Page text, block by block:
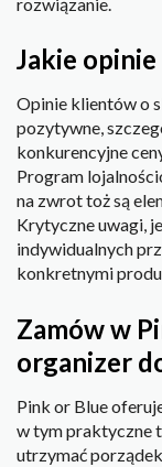
Jakie
Opinie klientów o
pozytywne,
konkurencyjne
Program
na zwrot toż są
Krytyczne uwagi,
indywidualnych
konkretnymi
Zamów w
organizer
Pink or Blue
w tym praktyczne
utrzymać